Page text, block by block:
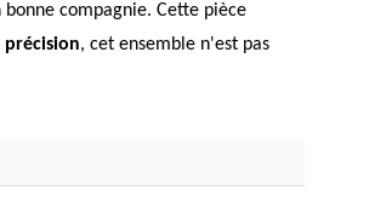
compagnie. Cette pièce
précision, cet ensemble n'est pas